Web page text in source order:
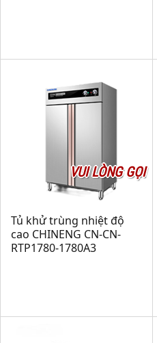
VUI LÒNG GỌI
Tủ khử trùng nhiệt độ
cao CHINENG CN-CN-
RTP1780-1780A3